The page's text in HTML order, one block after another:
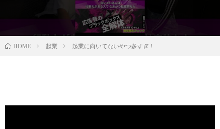
HOME 起業 起業に向いてないやつ多すぎ！